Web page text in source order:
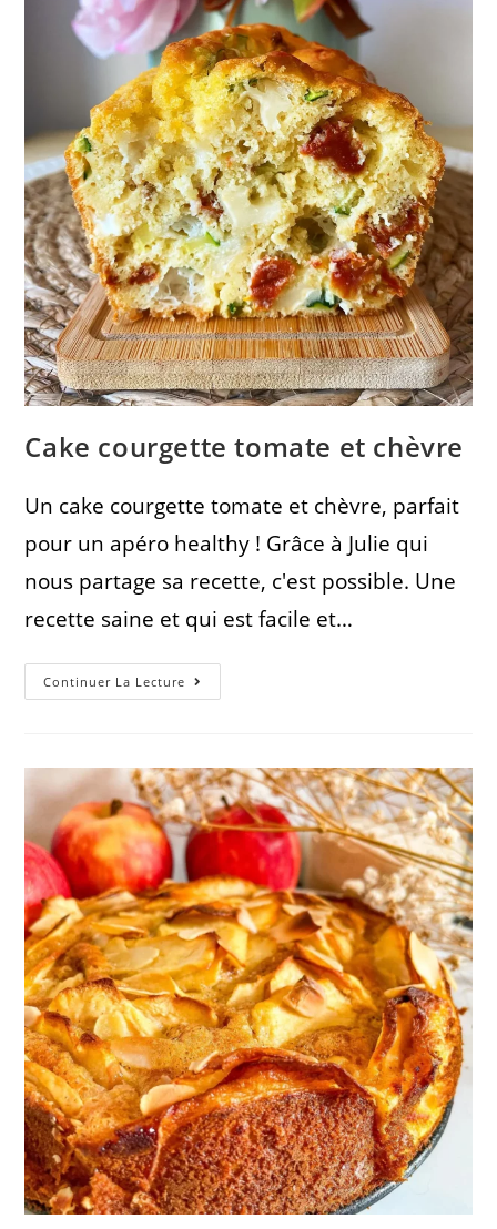
Cake courgette tomate et chèvre
Un cake courgette tomate et chèvre, parfait
pour un apéro healthy ! Grâce à Julie qui
nous partage sa recette, c'est possible. Une
recette saine et qui est facile et…
Continuer La Lecture